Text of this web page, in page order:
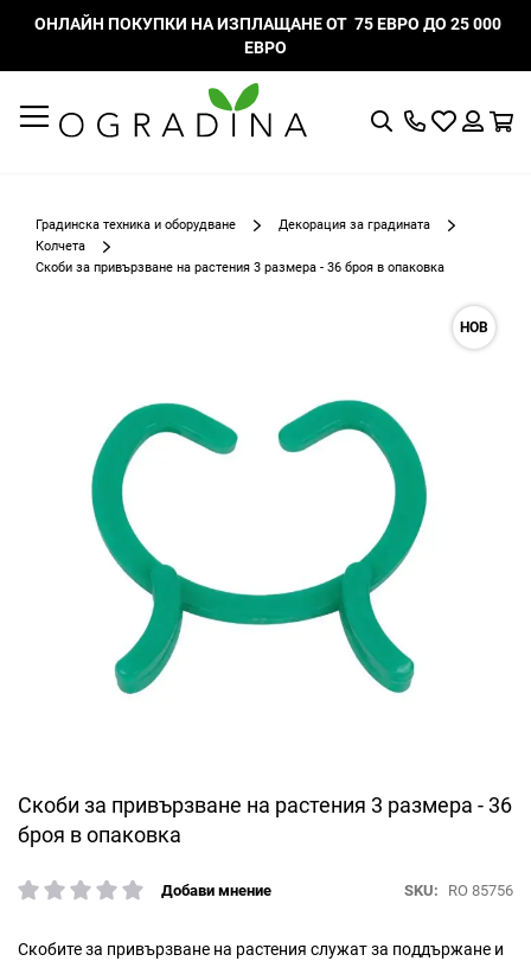
ОНЛАЙН ПОКУПКИ НА ИЗПЛАЩАНЕ ОТ 75 ЕВРО ДО 25 000
ЕВРО
ТърсенеМоят
Градинска техника и оборудване
Декорация за градината
Колчета
Скоби за привързване на растения 3 размера - 36 броя в опаковка
Скоби за привързване на растения 3 размера - 36
броя в опаковка
рейтинг:
Добави мнение SKU RO 85756
Скобите за привързване на растения служат за поддържане и
НОВ
изображенията
Преминете
към
началото
галерия
снимки